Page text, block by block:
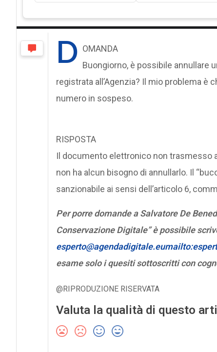
D OMANDA
Buongiorno, è possibile annullare
registrata all’Agenzia? Il mio problema è
numero in sospeso.
RISPOSTA
Il documento elettronico non trasmesso
non ha alcun bisogno di annullarlo. Il
sanzionabile ai sensi dell’articolo 6,
Per porre domande a Salvatore De
Conservazione Digitale” è possibile
esame solo i quesiti sottoscritti con
@RIPRODUZIONE RISERVATA
Valuta la qualità di questo